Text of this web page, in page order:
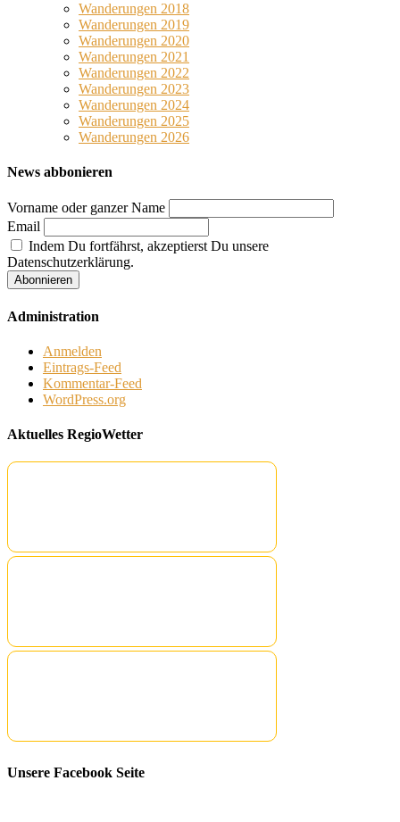
Wanderungen 2018
Wanderungen 2019
Wanderungen 2020
Wanderungen 2021
Wanderungen 2022
Wanderungen 2023
Wanderungen 2024
Wanderungen 2025
Wanderungen 2026
News abbonieren
Vorname oder ganzer Name
Email
Indem Du fortfährst, akzeptierst Du unsere
Datenschutzerklärung.
Administration
Anmelden
Eintrags-Feed
Kommentar-Feed
WordPress.org
Aktuelles RegioWetter
Unsere Facebook Seite